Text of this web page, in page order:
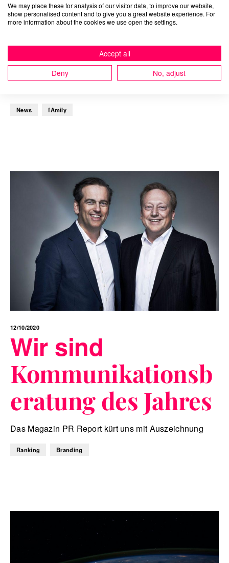
Lagemann neu im
Vorstand
News fAmily
12/10/2020
Wir sind
Kommunikationsb
eratung des Jahres
Das Magazin PR Report kürt uns mit Auszeichnung
Ranking Branding
We may place these for analysis of our visitor data, to improve our website,
show personalised content and to give you a great website experience. For
more information about the cookies we use open the settings.
Accept all
Deny
No, adjust